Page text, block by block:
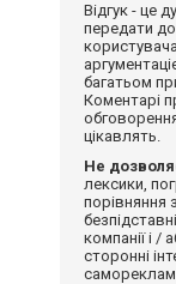
Відгук - це
передати
багатьом
Коментарі
цікавлять.
Не
лексики,
порівняння
компанії і /
сторонні